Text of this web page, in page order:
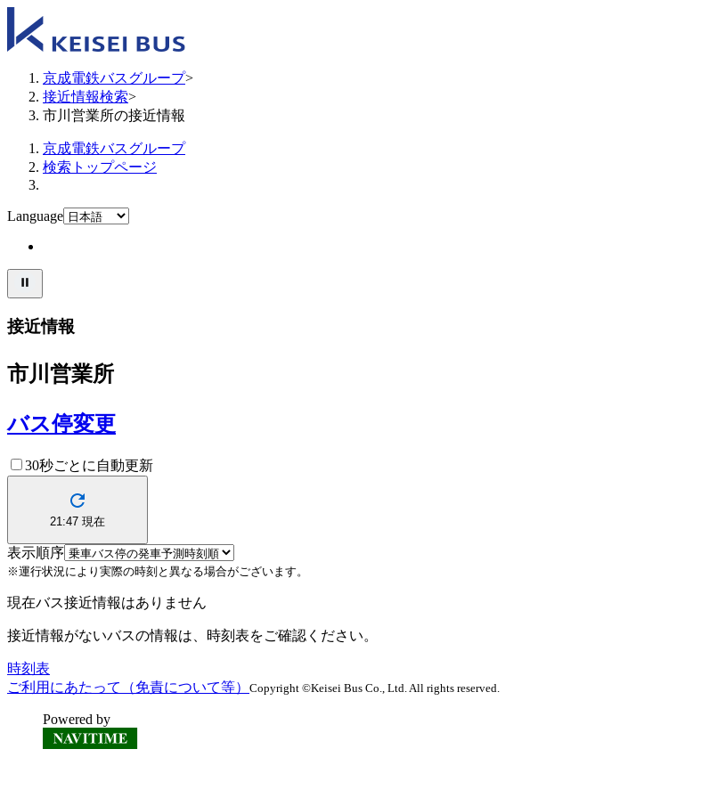
京成電鉄バスグループ>
接近情報検索>
市川営業所の接近情報
京成電鉄バスグループ
検索トップページ
Language
接近情報
市川営業所
バス停変更
30秒ごとに自動更新
21:47 現在
表示順序
※運行状況により実際の時刻と異なる場合がございます。
現在バス接近情報はありません
接近情報がないバスの情報は、時刻表をご確認ください。
時刻表
ご利用にあたって（免責について等） Copyright ©Keisei Bus Co., Ltd. All rights reserved.
Powered by